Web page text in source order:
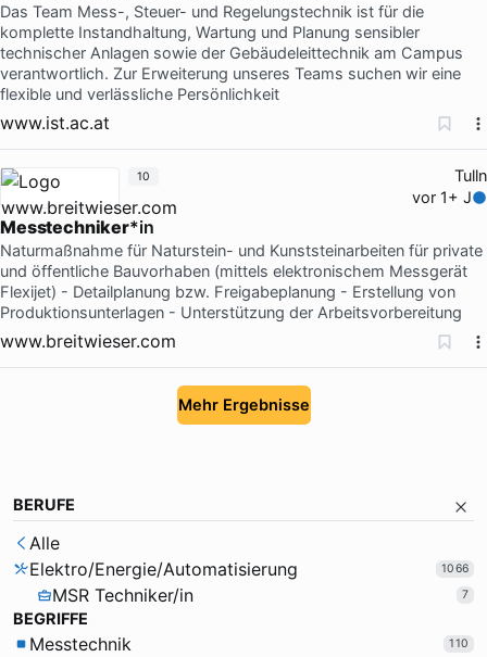
Das Team Mess-, Steuer- und Regelungstechnik ist für die
komplette Instandhaltung, Wartung und Planung sensibler
technischer Anlagen sowie der Gebäudeleittechnik am Campus
verantwortlich. Zur Erweiterung unseres Teams suchen wir eine
flexible und verlässliche Persönlichkeit
www.ist.ac.at
Tulln
vor 1+ J
Messtechniker*in
Naturmaßnahme für Naturstein- und Kunststeinarbeiten für private
und öffentliche Bauvorhaben (mittels elektronischem Messgerät
Flexijet) - Detailplanung bzw. Freigabeplanung - Erstellung von
Produktionsunterlagen - Unterstützung der Arbeitsvorbereitung
www.breitwieser.com
10
Mehr Ergebnisse
BERUFE
Alle
Elektro/Energie/Automatisierung
1066
MSR Techniker/in 7
BEGRIFFE
Messtechnik 110